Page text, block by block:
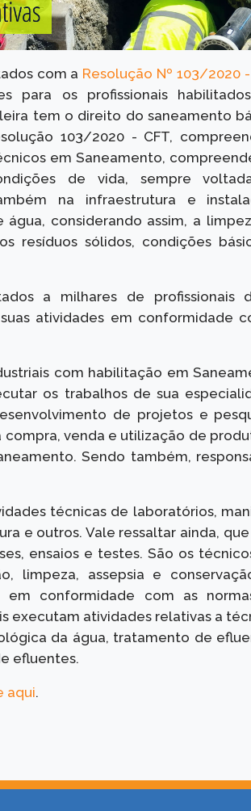
com a Resolução Nº 103/2020 -
para os profissionais
tem o direito do saneamento
103/2020 - CFT,
em Saneamento,
de vida, sempre
na infraestrutura e
considerando assim, a
resíduos sólidos, condições
a milhares de profissionais
atividades em conformidade
com habilitação em
os trabalhos de sua
de projetos e
compra, venda e utilização de
Sendo também,
técnicas de laboratórios,
e outros. Vale ressaltar ainda, que
ensaios e testes. São os
limpeza, assepsia e
em conformidade com as
executam atividades relativas a
da água, tratamento de
efluentes.
aqui.